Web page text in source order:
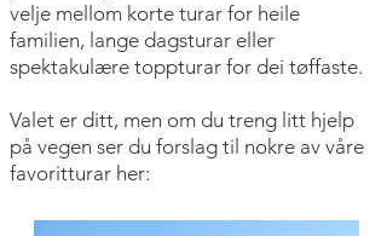
velje mellom korte turar for heile
familien, lange dagsturar eller
spektakulære toppturar for dei tøffaste.
Valet er ditt, men om du treng litt hjelp
på vegen ser du forslag til nokre av våre
favoritturar her: